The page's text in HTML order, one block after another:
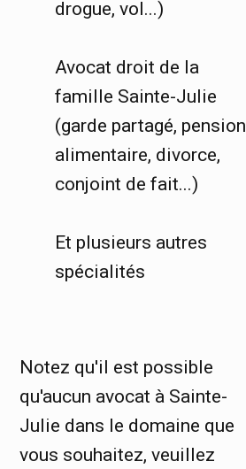
drogue, vol...)
Avocat droit de la
famille Sainte-Julie
(garde partagé, pension
alimentaire, divorce,
conjoint de fait...)
Et plusieurs autres
spécialités
Notez qu'il est possible
qu'aucun avocat à Sainte-
Julie dans le domaine que
vous souhaitez, veuillez